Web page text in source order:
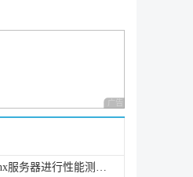
广告 商业广告，理性
编写Go程序对Nginx服务器进行性能测试的方法